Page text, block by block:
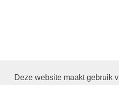
Deze website maakt gebruik